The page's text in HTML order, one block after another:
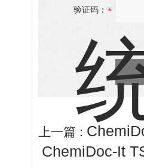
验证码：
上一篇 :
ChemiDoc-It